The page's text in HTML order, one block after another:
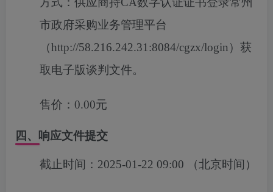
市政府采购业务管理平台
（http://58.216.242.31:8084/cgzx/login）获
取电子版谈判文件。
售价： 0.00元
四、响应文件提交
截止时间： 2025-01-22 09:00 （北京时间）